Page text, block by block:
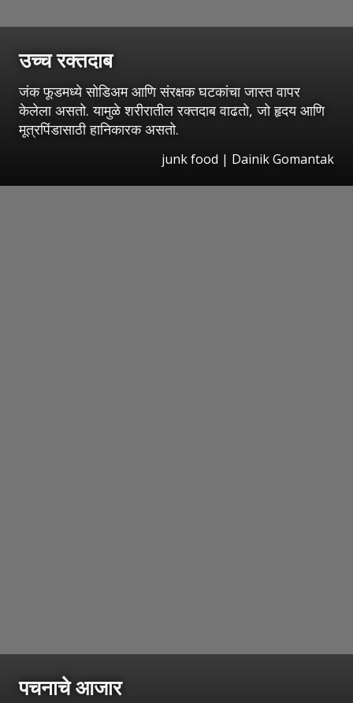
उच्च रक्तदाब
जंक फूडमध्ये सोडिअम आणि संरक्षक घटकांचा जास्त वापर
केलेला असतो. यामुळे शरीरातील रक्तदाब वाढतो, जो हृदय आणि
मूत्रपिंडासाठी हानिकारक असतो.
junk food | Dainik Gomantak
पचनाचे आजार